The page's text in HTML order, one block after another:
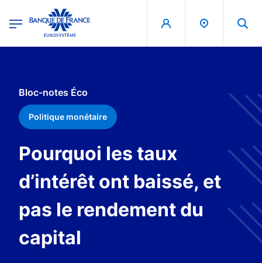
Banque de France - Menu Principal
Bloc-notes Éco
Politique monétaire
Pourquoi les taux
d’intérêt ont baissé, et
pas le rendement du
capital